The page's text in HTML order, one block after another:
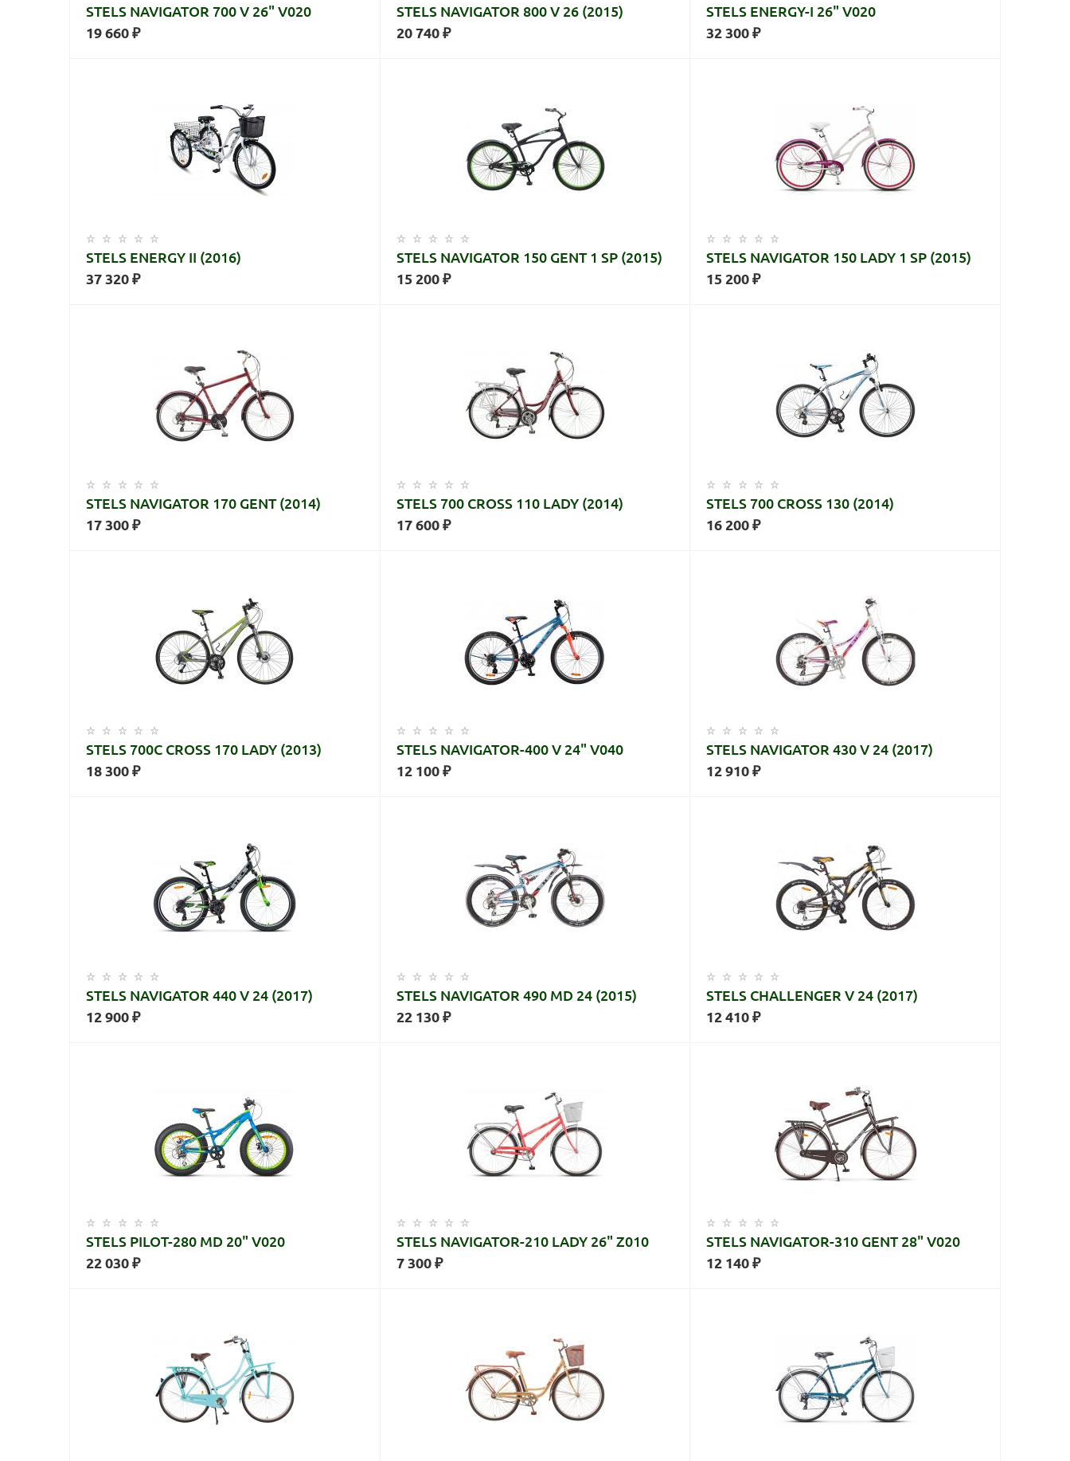
STELS NAVIGATOR 700 V 26" V020
19 660 ₽
STELS NAVIGATOR 800 V 26 (2015)
20 740 ₽
STELS ENERGY-I 26" V020
32 300 ₽
STELS ENERGY II (2016)
37 320 ₽
STELS NAVIGATOR 150 GENT 1 SP (2015)
15 200 ₽
STELS NAVIGATOR 150 LADY 1 SP (2015)
15 200 ₽
STELS NAVIGATOR 170 GENT (2014)
17 300 ₽
STELS 700 CROSS 110 LADY (2014)
17 600 ₽
STELS 700 CROSS 130 (2014)
16 200 ₽
STELS 700C CROSS 170 LADY (2013)
18 300 ₽
STELS NAVIGATOR-400 V 24" V040
12 100 ₽
STELS NAVIGATOR 430 V 24 (2017)
12 910 ₽
STELS NAVIGATOR 440 V 24 (2017)
12 900 ₽
STELS NAVIGATOR 490 MD 24 (2015)
22 130 ₽
STELS CHALLENGER V 24 (2017)
12 410 ₽
STELS PILOT-280 MD 20" V020
22 030 ₽
STELS NAVIGATOR-210 LADY 26" Z010
7 300 ₽
STELS NAVIGATOR-310 GENT 28" V020
12 140 ₽